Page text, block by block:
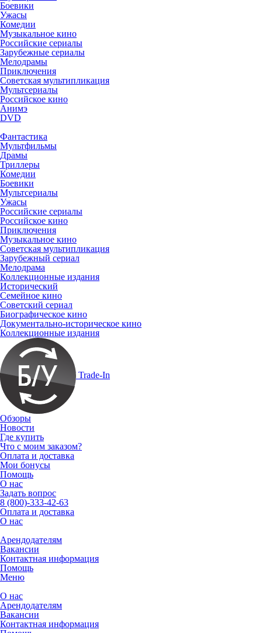
Боевики
Ужасы
Комедии
Музыкальное кино
Российские сериалы
Зарубежные сериалы
Мелодрамы
Приключения
Советская мультипликация
Мультсериалы
Российское кино
Анимэ
DVD
Фантастика
Мультфильмы
Драмы
Триллеры
Комедии
Боевики
Мультсериалы
Ужасы
Российские сериалы
Российское кино
Приключения
Музыкальное кино
Советская мультипликация
Зарубежный сериал
Мелодрама
Коллекционные издания
Исторический
Семейное кино
Советский сериал
Биографическое кино
Документально-историческое кино
Коллекционные издания
Trade-In
Обзоры
Новости
Где купить
Что с моим заказом?
Оплата и доставка
Мои бонусы
Помощь
О нас
Задать вопрос
8 (800)-333-42-63
Оплата и доставка
О нас
Арендодателям
Вакансии
Контактная информация
Помощь
Меню
О нас
Арендодателям
Вакансии
Контактная информация